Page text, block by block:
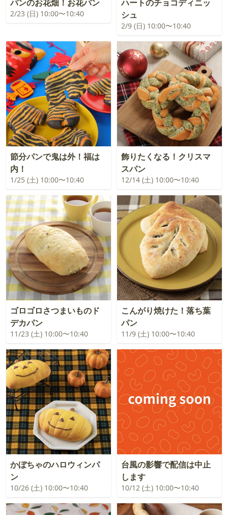
パンのお花畑！お花パン
2/23 (日) 10:00〜10:40
ハートのチョコディニッ
シュ
2/9 (日) 10:00〜10:40
節分パンで鬼は外！福は
内！
1/25 (土) 10:00〜10:40
飾りたくなる！クリスマ
スパン
12/14 (土) 10:00〜10:40
ゴロゴロさつまいものド
デカパン
11/23 (土) 10:00〜10:40
こんがり焼けた！落ち葉
パン
11/9 (土) 10:00〜10:40
かぼちゃのハロウィンパ
ン
10/26 (土) 10:00〜10:40
台風の影響で配信は中止
します
10/12 (土) 10:00〜10:40